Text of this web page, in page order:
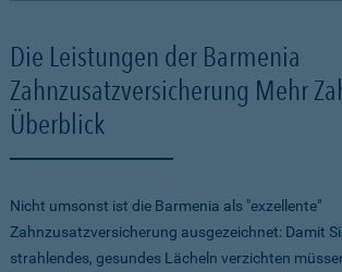
Die Leistungen der Barmenia
Zahnzusatzversicherung Mehr
Überblick
Nicht umsonst ist die Barmenia als "exzellente"
Zahnzusatzversicherung ausgezeichnet: Damit
strahlendes, gesundes Lächeln verzichten